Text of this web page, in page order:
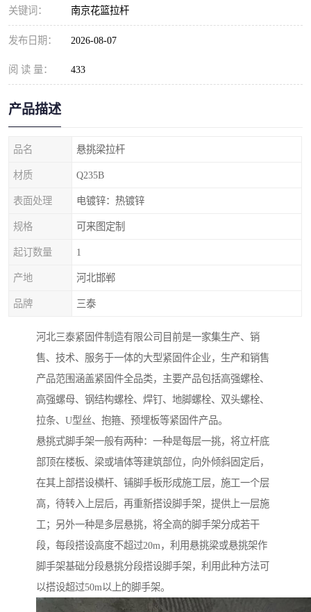
关键词： 南京花篮拉杆
发布日期： 2026-08-07
阅 读 量： 433
产品描述
品名 悬挑梁拉杆
材质 Q235B
表面处理 电镀锌：热镀锌
规格 可来图定制
起订数量 1
产地 河北邯郸
品牌 三泰
河北三泰紧固件制造有限公司目前是一家集生产、销
售、技术、服务于一体的大型紧固件企业，生产和销售
产品范围涵盖紧固件全品类，主要产品包括高强螺栓、
高强螺母、钢结构螺栓、焊钉、地脚螺栓、双头螺栓、
拉条、U型丝、抱箍、预埋板等紧固件产品。
悬挑式脚手架一般有两种：一种是每层一挑，将立杆底
部顶在楼板、梁或墙体等建筑部位，向外倾斜固定后，
在其上部搭设横杆、铺脚手板形成施工层，施工一个层
高，待转入上层后，再重新搭设脚手架，提供上一层施
工；另外一种是多层悬挑，将全高的脚手架分成若干
段，每段搭设高度不超过20m，利用悬挑梁或悬挑架作
脚手架基础分段悬挑分段搭设脚手架，利用此种方法可
以搭设超过50m以上的脚手架。